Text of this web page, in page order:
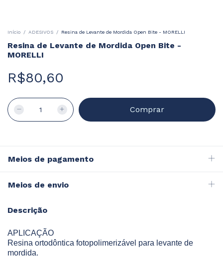
Início / ADESIVOS / Resina de Levante de Mordida Open Bite - MORELLI
Resina de Levante de Mordida Open Bite -
MORELLI
R$80,60
Meios de pagamento
Meios de envio
Descrição
APLICAÇÃO
Resina ortodôntica fotopolimerizável para levante de
mordida.